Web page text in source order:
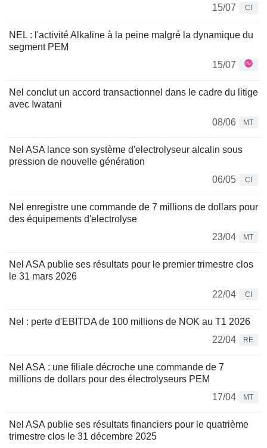
15/07
CI
NEL : l'activité Alkaline à la peine malgré la dynamique du
segment PEM
15/07
Nel conclut un accord transactionnel dans le cadre du litige
avec Iwatani
08/06
MT
Nel ASA lance son système d'electrolyseur alcalin sous
pression de nouvelle génération
06/05
CI
Nel enregistre une commande de 7 millions de dollars pour
des équipements d'electrolyse
23/04
MT
Nel ASA publie ses résultats pour le premier trimestre clos
le 31 mars 2026
22/04
CI
Nel : perte d'EBITDA de 100 millions de NOK au T1 2026
22/04
RE
Nel ASA : une filiale décroche une commande de 7
millions de dollars pour des électrolyseurs PEM
17/04
MT
Nel ASA publie ses résultats financiers pour le quatrième
trimestre clos le 31 décembre 2025